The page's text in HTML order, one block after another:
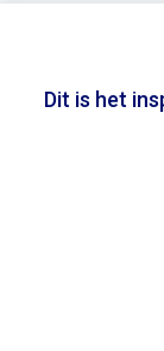
Dit is het